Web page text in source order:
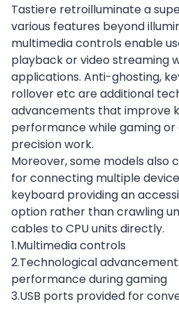
Tastiere retroilluminate a
various features beyond
multimedia controls enable
playback or video streaming
applications. Anti-ghosting,
rollover etc are additional
advancements that improve
performance while gaming
precision work.
Moreover, some models also
for connecting multiple
keyboard providing an
option rather than crawling
cables to CPU units directly.
1.Multimedia controls
2.Technological
performance during gaming
3.USB ports provided for